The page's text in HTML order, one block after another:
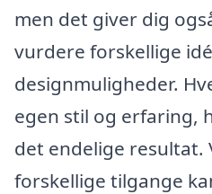
men det giver dig
vurdere forskellige
designmuligheder.
egen stil og erfaring,
det endelige resultat.
forskellige tilgange